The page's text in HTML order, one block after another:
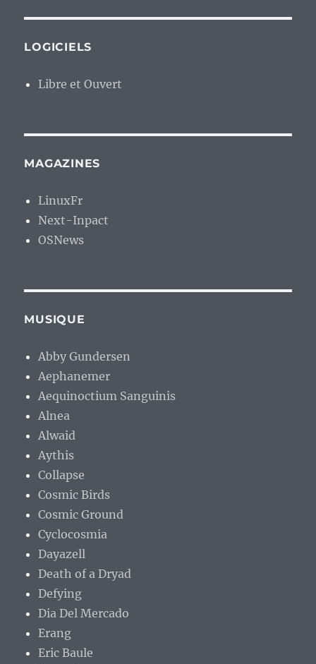
LOGICIELS
Libre et Ouvert
MAGAZINES
LinuxFr
Next-Inpact
OSNews
MUSIQUE
Abby Gundersen
Aephanemer
Aequinoctium Sanguinis
Alnea
Alwaid
Aythis
Collapse
Cosmic Birds
Cosmic Ground
Cyclocosmia
Dayazell
Death of a Dryad
Defying
Dia Del Mercado
Erang
Eric Baule